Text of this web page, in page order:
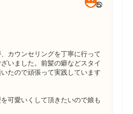
カウンセリングを丁寧に行って
いました。前髪の癖などスタイ
たので頑張って実践しています
可愛いくして頂きたいので娘も